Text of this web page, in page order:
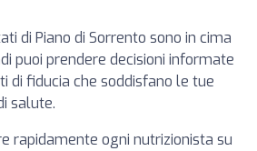
di Piano di Sorrento sono in cima
puoi prendere decisioni informate
di fiducia che soddisfano le tue
salute.
rapidamente ogni nutrizionista su